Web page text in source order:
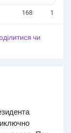
168 1
чи